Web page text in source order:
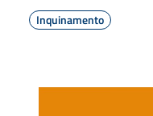
Inquinamento